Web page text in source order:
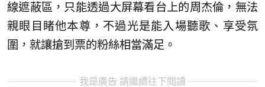
線遮蔽區，只能透過大屏幕看台上的周杰倫，無法
親眼目睹他本尊，不過光是能入場聽歌、享受氛
圍，就讓搶到票的粉絲相當滿足。
我是廣告 請繼續往下閱讀